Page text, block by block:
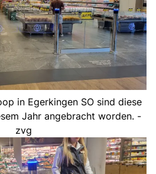
in Egerkingen SO sind diese
Jahr angebracht worden. -
zvg